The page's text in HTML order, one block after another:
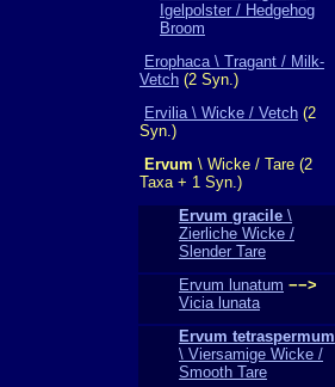
Igelpolster / Hedgehog
Broom
Erophaca \ Tragant / Milk-
Vetch (2 Syn.)
Ervilia \ Wicke / Vetch (2
Syn.)
Ervum \ Wicke / Tare (2
Taxa + 1 Syn.)
Ervum gracile \
Zierliche Wicke /
Slender Tare
Ervum lunatum −−>
Vicia lunata
Ervum tetraspermum
\ Viersamige Wicke /
Smooth Tare